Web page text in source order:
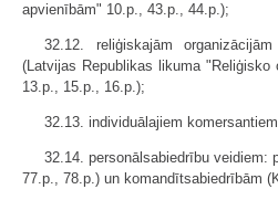
apvienībām" 10.p., 43.p., 44.p.);
32.12. reliģiskajām
(Latvijas Republikas likuma
13.p., 15.p., 16.p.);
32.13. individuālajiem
32.14. personālsabiedrību veidiem:
77.p., 78.p.) un komandītsabiedrībām